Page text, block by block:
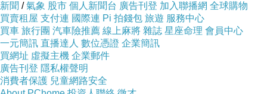
新聞 /氣象 股市 個人新聞台 廣告刊登 加入聯播網 全球購物
買賣租屋 支付連 國際連 Pi 拍錢包 旅遊 服務中心
買車 旅行團 汽車險推薦 線上麻將 雜誌 星座命理 會員中心
一元簡訊 直播達人 數位憑證 企業簡訊
買網址 虛擬主機 企業郵件
廣告刊登 隱私權聲明
消費者保護 兒童網路安全